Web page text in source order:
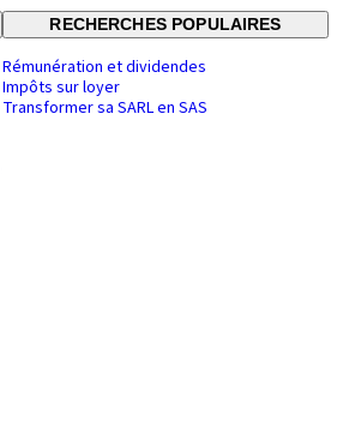
RECHERCHES POPULAIRES
Rémunération et dividendes
Impôts sur loyer
Transformer sa SARL en SAS